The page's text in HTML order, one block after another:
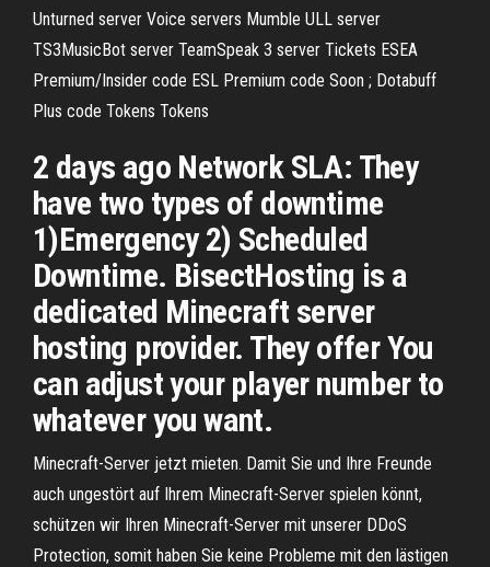
Unturned server Voice servers Mumble ULL server
TS3MusicBot server TeamSpeak 3 server Tickets ESEA
Premium/Insider code ESL Premium code Soon ; Dotabuff
Plus code Tokens Tokens
2 days ago Network SLA: They
have two types of downtime
1)Emergency 2) Scheduled
Downtime. BisectHosting is a
dedicated Minecraft server
hosting provider. They offer You
can adjust your player number to
whatever you want.
Minecraft-Server jetzt mieten. Damit Sie und Ihre Freunde
auch ungestört auf Ihrem Minecraft-Server spielen könnt,
schützen wir Ihren Minecraft-Server mit unserer DDoS
Protection, somit haben Sie keine Probleme mit den lästigen